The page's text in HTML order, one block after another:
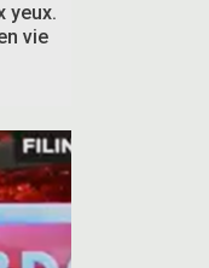
yeux.
vie